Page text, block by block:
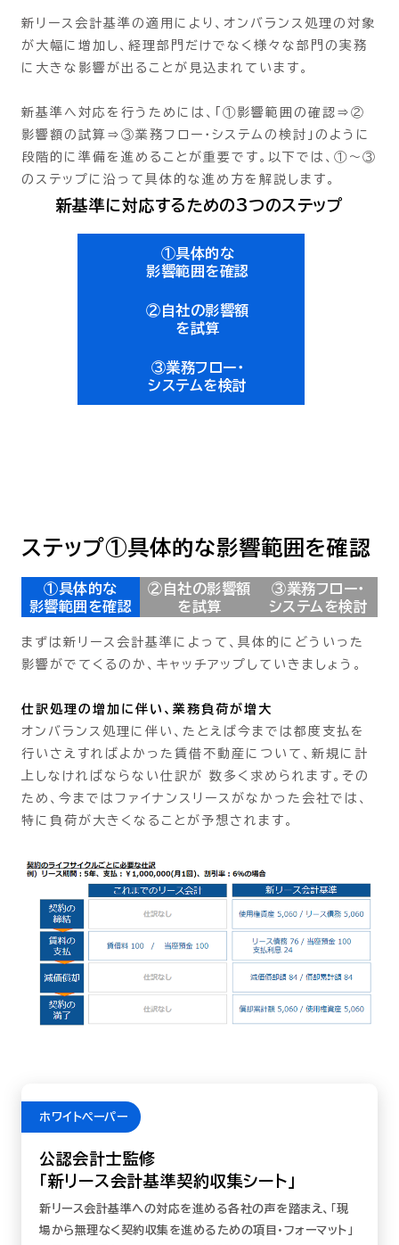
新リース会計基準の適用により、オンバランス処理の対象
が大幅に増加し、経理部門だけでなく様々な部門の実務
に大きな影響が出ることが見込まれています。
新基準へ対応を行うためには、「①影響範囲の確認⇒②
影響額の試算⇒③業務フロー・システムの検討」のように
段階的に準備を進めることが重要です。以下では、①～③
のステップに沿って具体的な進め方を解説します。
新基準に対応するための3つのステップ
①具体的な
影響範囲を確認
②自社の影響額
を試算
③業務フロー・
システムを検討
ステップ①具体的な影響範囲を確認
①具体的な
影響範囲を確認
②自社の影響額
を試算
③業務フロー・
システムを検討
まずは新リース会計基準によって、具体的にどういった
影響がでてくるのか、キャッチアップしていきましょう。
仕訳処理の増加に伴い、業務負荷が増大
オンバランス処理に伴い、たとえば今までは都度支払を
行いさえすればよかった賃借不動産について、新規に計
上しなければならない仕訳が 数多く求められます。その
ため、今まではファイナンスリースがなかった会社では、
特に負荷が大きくなることが予想されます。
ホワイトペーパー
公認会計士監修
「新リース会計基準契約収集シート」
新リース会計基準への対応を進める各社の声を踏まえ、「現
場から無理なく契約収集を進めるための項目・フォーマット」